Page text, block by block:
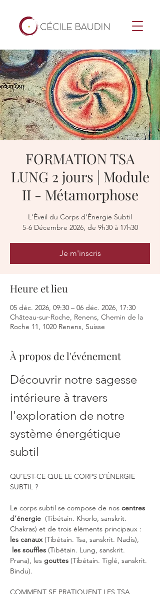
FORMATION TSA
LUNG 2 jours | Module
II - Métamorphose
L'Éveil du Corps d'Énergie Subtil
5-6 Décembre 2026, de 9h30 à 17h30
Je m'inscris
Heure et lieu
05 déc. 2026, 09:30 – 06 déc. 2026, 17:30
Château-sur-Roche, Renens, Chemin de la
Roche 11, 1020 Renens, Suisse
À propos de l'événement
Découvrir notre sagesse
intérieure à travers
l'exploration de notre
système énergétique
subtil
QU’EST-CE QUE LE CORPS D’ÉNERGIE
SUBTIL ?
Le corps subtil se compose de nos centres
d’énergie (Tibétain. Khorlo, sanskrit.
Chakras) et de trois éléments principaux :
les canaux (Tibétain. Tsa, sanskrit. Nadis),
les souffles (Tibétain. Lung, sanskrit.
Prana), les gouttes (Tibétain. Tiglé, sanskrit.
Bindu).
COMMENT SE PRATIQUENT LES TSA